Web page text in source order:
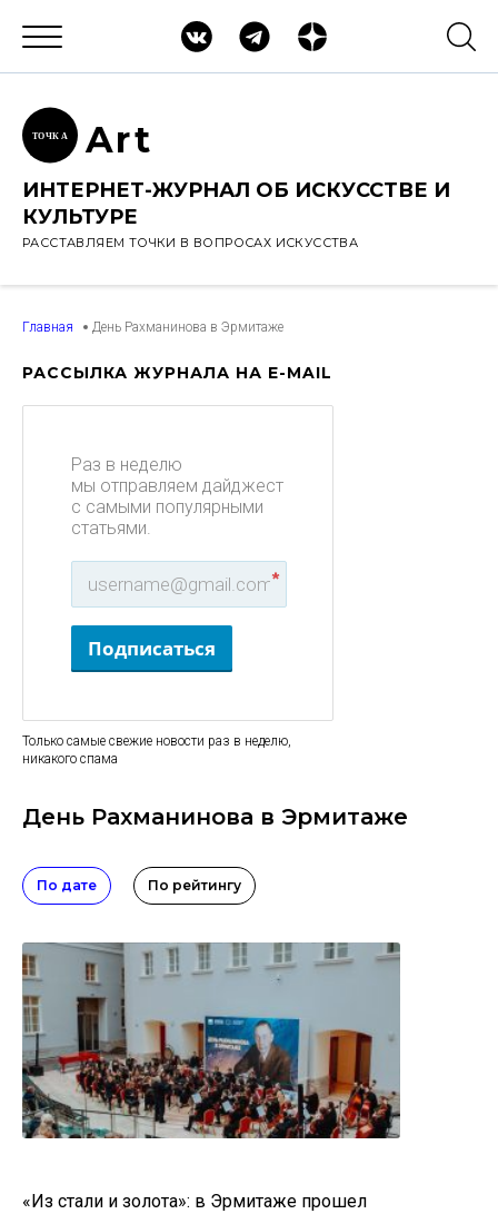
ТОЧК А Art
ИНТЕРНЕТ-ЖУРНАЛ ОБ ИСКУССТВЕ И
КУЛЬТУРЕ
РАССТАВЛЯЕМ ТОЧКИ В ВОПРОСАХ ИСКУССТВА
Главная День Рахманинова в Эрмитаже
РАССЫЛКА ЖУРНАЛА НА E-MAIL
Раз в неделю
мы отправляем дайджест
с самыми популярными
статьями.
*
Подписаться
Только самые свежие новости раз в неделю,
никакого спама
День Рахманинова в Эрмитаже
По дате По рейтингу
«Из стали и золота»: в Эрмитаже прошел